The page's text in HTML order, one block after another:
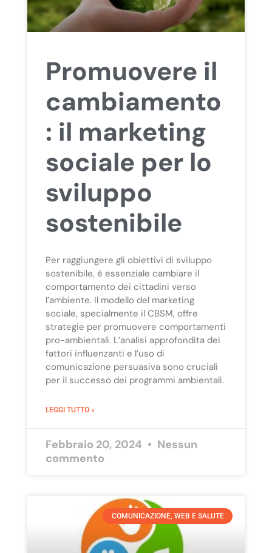
Promuovere il
cambiamento
: il marketing
sociale per lo
sviluppo
sostenibile
Per raggiungere gli obiettivi di sviluppo
sostenibile, è essenziale cambiare il
comportamento dei cittadini verso
l’ambiente. Il modello del marketing
sociale, specialmente il CBSM, offre
strategie per promuovere comportamenti
pro-ambientali. L’analisi approfondita dei
fattori influenzanti e l’uso di
comunicazione persuasiva sono cruciali
per il successo dei programmi ambientali.
LEGGI TUTTO »
Febbraio 20, 2024
Nessun
commento
COMUNICAZIONE, WEB E SALUTE